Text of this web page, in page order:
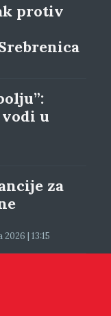
protiv
vodi u
za
| 13:15